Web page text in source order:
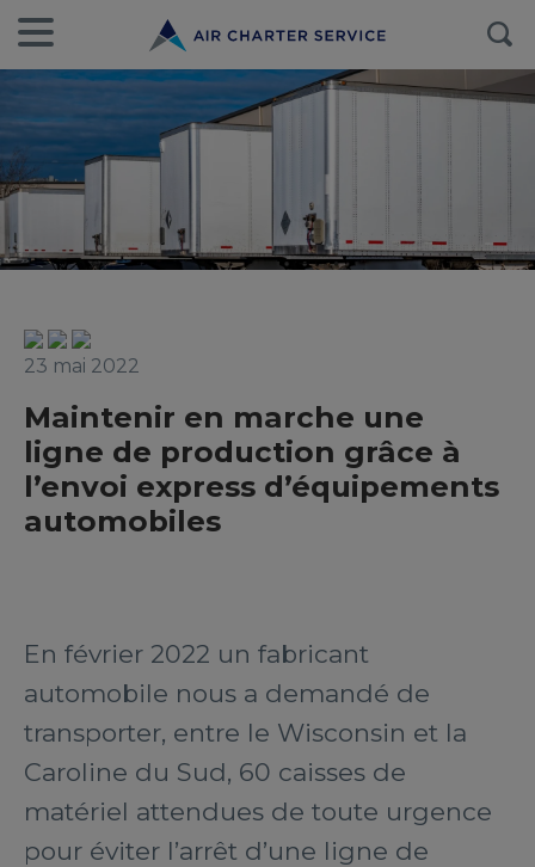
23 mai 2022
Maintenir en marche une
ligne de production grâce à
l’envoi express d’équipements
automobiles
En février 2022 un fabricant
automobile nous a demandé de
transporter, entre le Wisconsin et la
Caroline du Sud, 60 caisses de
matériel attendues de toute urgence
pour éviter l’arrêt d’une ligne de